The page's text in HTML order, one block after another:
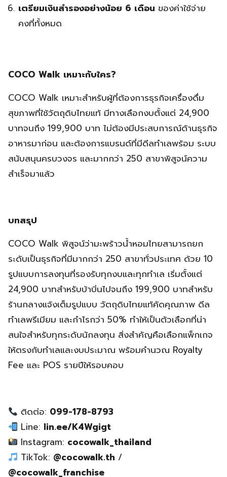
เตรียมเงินสำรองอย่างน้อย 6 เดือน ของค่าใช้จ่าย
คงที่ทั้งหมด
COCO Walk เหมาะกับใคร?
COCO Walk เหมาะสำหรับผู้ที่ต้องการธุรกิจเครื่องดื่ม
สุขภาพที่ใช้วัตถุดิบไทยแท้ มีทางเลือกงบตั้งแต่ 24,900
บาทจนถึง 199,900 บาท ไม่ต้องมีประสบการณ์ด้านธุรกิจ
อาหารมาก่อน และต้องการแบรนด์ที่มีดีลทำเลพร้อม ระบบ
สนับสนุนครบวงจร และมากกว่า 250 สาขาพิสูจน์ความ
สำเร็จมาแล้ว
บทสรุป
COCO Walk พิสูจน์ว่ามะพร้าวน้ำหอมไทยสามารถยก
ระดับเป็นธุรกิจที่มีมากกว่า 250 สาขาทั่วประเทศ ด้วย 10
รูปแบบการลงทุนที่รองรับทุกงบและทุกทำเล เริ่มตั้งแต่
24,900 บาทสำหรับบ้าบิ่นไปจนถึง 199,900 บาทสำหรับ
ร้านกลางแจ้งเต็มรูปแบบ วัตถุดิบไทยแท้คัดคุณภาพ ดีล
ทำเลพรีเมียม และกำไรกว่า 50% ทำให้เป็นตัวเลือกที่น่า
สนใจสำหรับทุกระดับนักลงทุน สิ่งสำคัญคือเลือกแพ็กเกจ
ให้ตรงกับทำเลและงบประมาณ พร้อมคำนวณ Royalty
Fee และ POS รายปีให้รอบคอบ
ติดต่อ: 099-178-8793
Line: lin.ee/K4Wgigt
Instagram: cocowalk_thailand
TikTok: @cocowalk.th /
@cocowalk_franchise